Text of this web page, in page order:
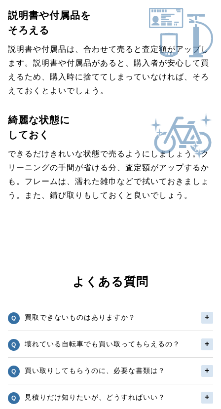
説明書や付属品を
そろえる
説明書や付属品は、合わせて売ると査定額がアップし
ます。説明書や付属品があると、購入者が安心して買
えるため、購入時に捨ててしまっていなければ、そろ
えておくとよいでしょう。
綺麗な状態に
しておく
できるだけきれいな状態で売るようにしましょう。ク
リーニングの手間が省ける分、査定額がアップするか
も。フレームは、濡れた雑巾などで拭いておきましょ
う。また、錆び取りもしておくと良いでしょう。
よくある質問
買取できないものはありますか？
壊れている自転車でも買い取ってもらえるの？
買い取りしてもらうのに、必要な書類は？
見積りだけ知りたいが、どうすればいい？